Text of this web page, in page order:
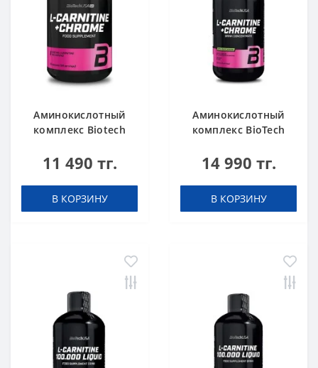
Аминокислотный
комплекс Biotech
Chrome 60 таблеток
11 490 тг.
В КОРЗИНУ
Аминокислотный
комплекс BioTech
Chrome concentrate
14 990 тг.
В КОРЗИНУ